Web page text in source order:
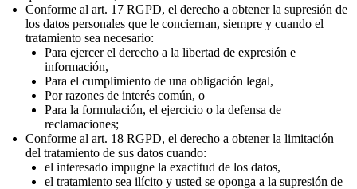
Conforme al art. 17 RGPD, el derecho a obtener la supresión de
los datos personales que le conciernan, siempre y cuando el
tratamiento sea necesario:
Para ejercer el derecho a la libertad de expresión e
información,
Para el cumplimiento de una obligación legal,
Por razones de interés común, o
Para la formulación, el ejercicio o la defensa de
reclamaciones;
Conforme al art. 18 RGPD, el derecho a obtener la limitación
del tratamiento de sus datos cuando:
el interesado impugne la exactitud de los datos,
el tratamiento sea ilícito y usted se oponga a la supresión de